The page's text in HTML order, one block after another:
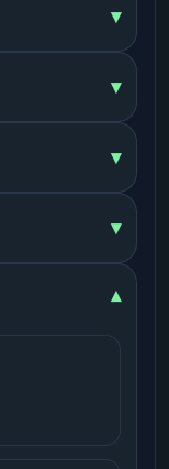
▾
▾
▾
▾
▾